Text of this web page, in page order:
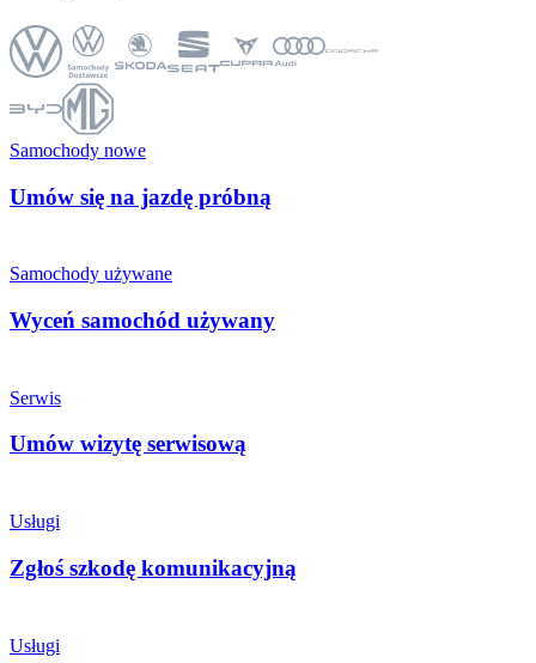
Samochody nowe
Umów się na jazdę próbną
Samochody używane
Wyceń samochód używany
Serwis
Umów wizytę serwisową
Usługi
Zgłoś szkodę komunikacyjną
Usługi